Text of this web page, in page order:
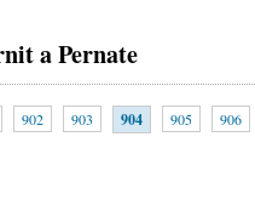
a Pernate
902 903 904 905
906